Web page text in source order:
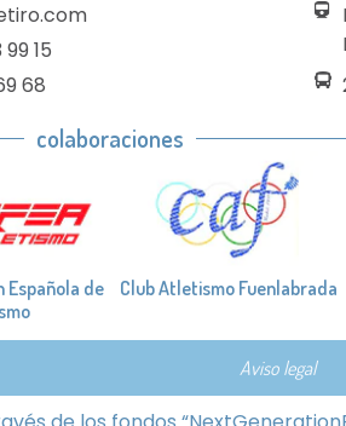
15
68
colaboraciones
Española de
Club Atletismo Fuenlabrada
Aviso legal